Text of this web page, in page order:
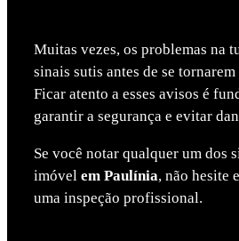
Muitas vezes, os problemas na
sinais sutis antes de se
Ficar atento a esses avisos é
garantir a segurança e evitar
Se você notar qualquer um dos
imóvel em Paulínia, não hesite
uma inspeção profissional.